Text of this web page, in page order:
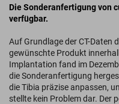
Die Sonderanfertigung von
verfügbar.
Auf Grundlage der CT-Daten
gewünschte Produkt
Implantation fand im
die Sonderanfertigung
die Tibia präzise anpassen,
stellte kein Problem dar. Der